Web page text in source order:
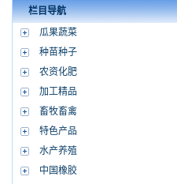
栏目导航
瓜果蔬菜
种苗种子
农资化肥
加工精品
畜牧畜禽
特色产品
水产养殖
中国橡胶